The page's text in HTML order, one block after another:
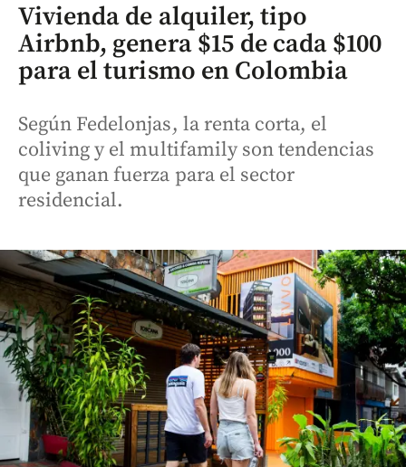
Vivienda de alquiler, tipo
Airbnb, genera $15 de cada $100
para el turismo en Colombia
Según Fedelonjas, la renta corta, el
coliving y el multifamily son tendencias
que ganan fuerza para el sector
residencial.